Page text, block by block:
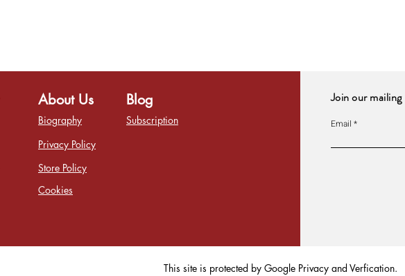
About Us
Biography
Privacy Policy
Store Policy
Cookies
Blog
Subscription
Join our
Email
This site is protected by Google Privacy and Verfication.